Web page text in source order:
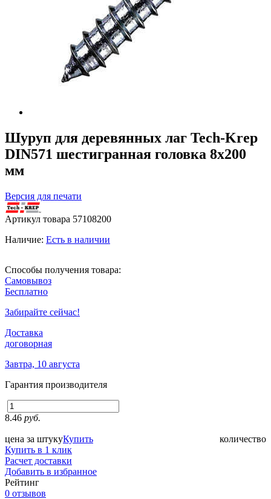
Шуруп для деревянных лаг Tech-Krep
DIN571 шестигранная головка 8х200
мм
Версия для печати
Артикул товара 57108200
Наличие: Есть в наличии
Способы получения товара:
Самовывоз
Бесплатно
Забирайте сейчас!
Доставка
договорная
Завтра, 10 августа
Гарантия производителя
8.46 руб.
цена за штуку количество
Купить
Купить в 1 клик
Расчет доставки
Добавить в избранное
Рейтинг
0 отзывов